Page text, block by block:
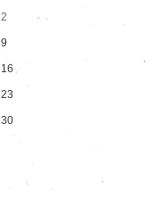
2
9
16
23
30